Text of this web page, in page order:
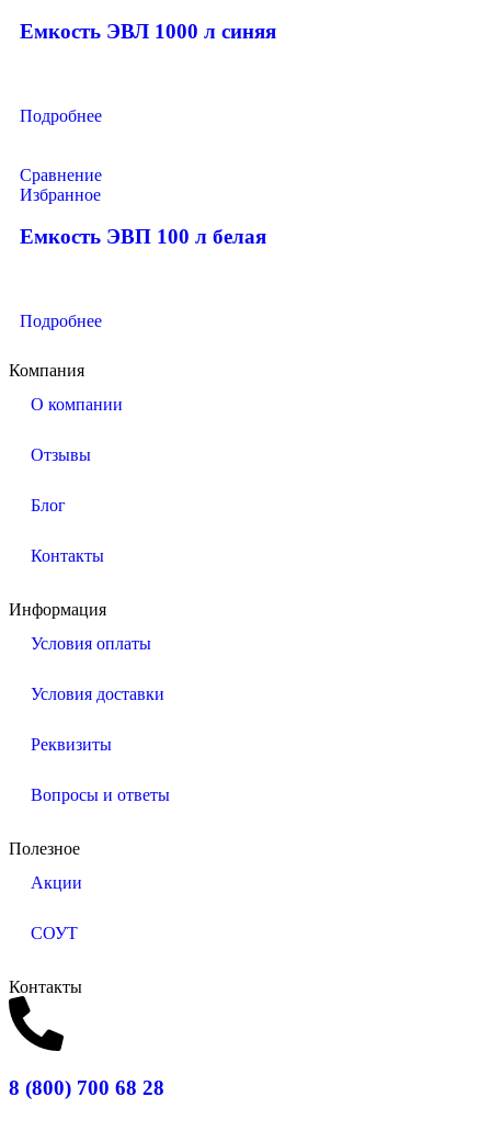
Емкость ЭВЛ 1000 л синяя
Подробнее
Сравнение
Избранное
Емкость ЭВП 100 л белая
Подробнее
Компания
О компании
Отзывы
Блог
Контакты
Информация
Условия оплаты
Условия доставки
Реквизиты
Вопросы и ответы
Полезное
Акции
СОУТ
Контакты
8 (800) 700 68 28